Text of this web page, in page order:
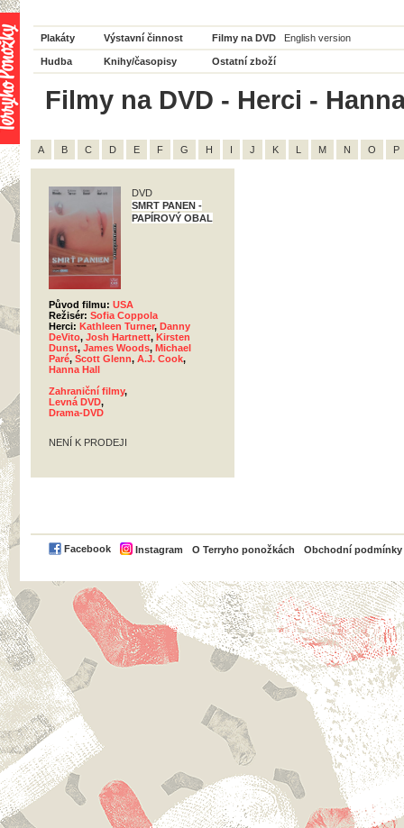
Plakáty Výstavní činnost Filmy na DVD English version
Hudba Knihy/časopisy Ostatní zboží
Filmy na DVD - Herci -
A B C D E F G H I J K L M N O P
DVD
SMRT PANEN -
PAPÍROVÝ OBAL
Původ filmu: USA
Režisér: Sofia Coppola
Herci: Kathleen Turner, Danny
DeVito, Josh Hartnett, Kirsten
Dunst, James Woods, Michael
Paré, Scott Glenn, A.J. Cook,
Hanna Hall
Zahraniční filmy,
Levná DVD,
Drama-DVD
NENÍ K PRODEJI
Facebook Instagram O Terryho ponožkách Obchodní podmínky
PayPal